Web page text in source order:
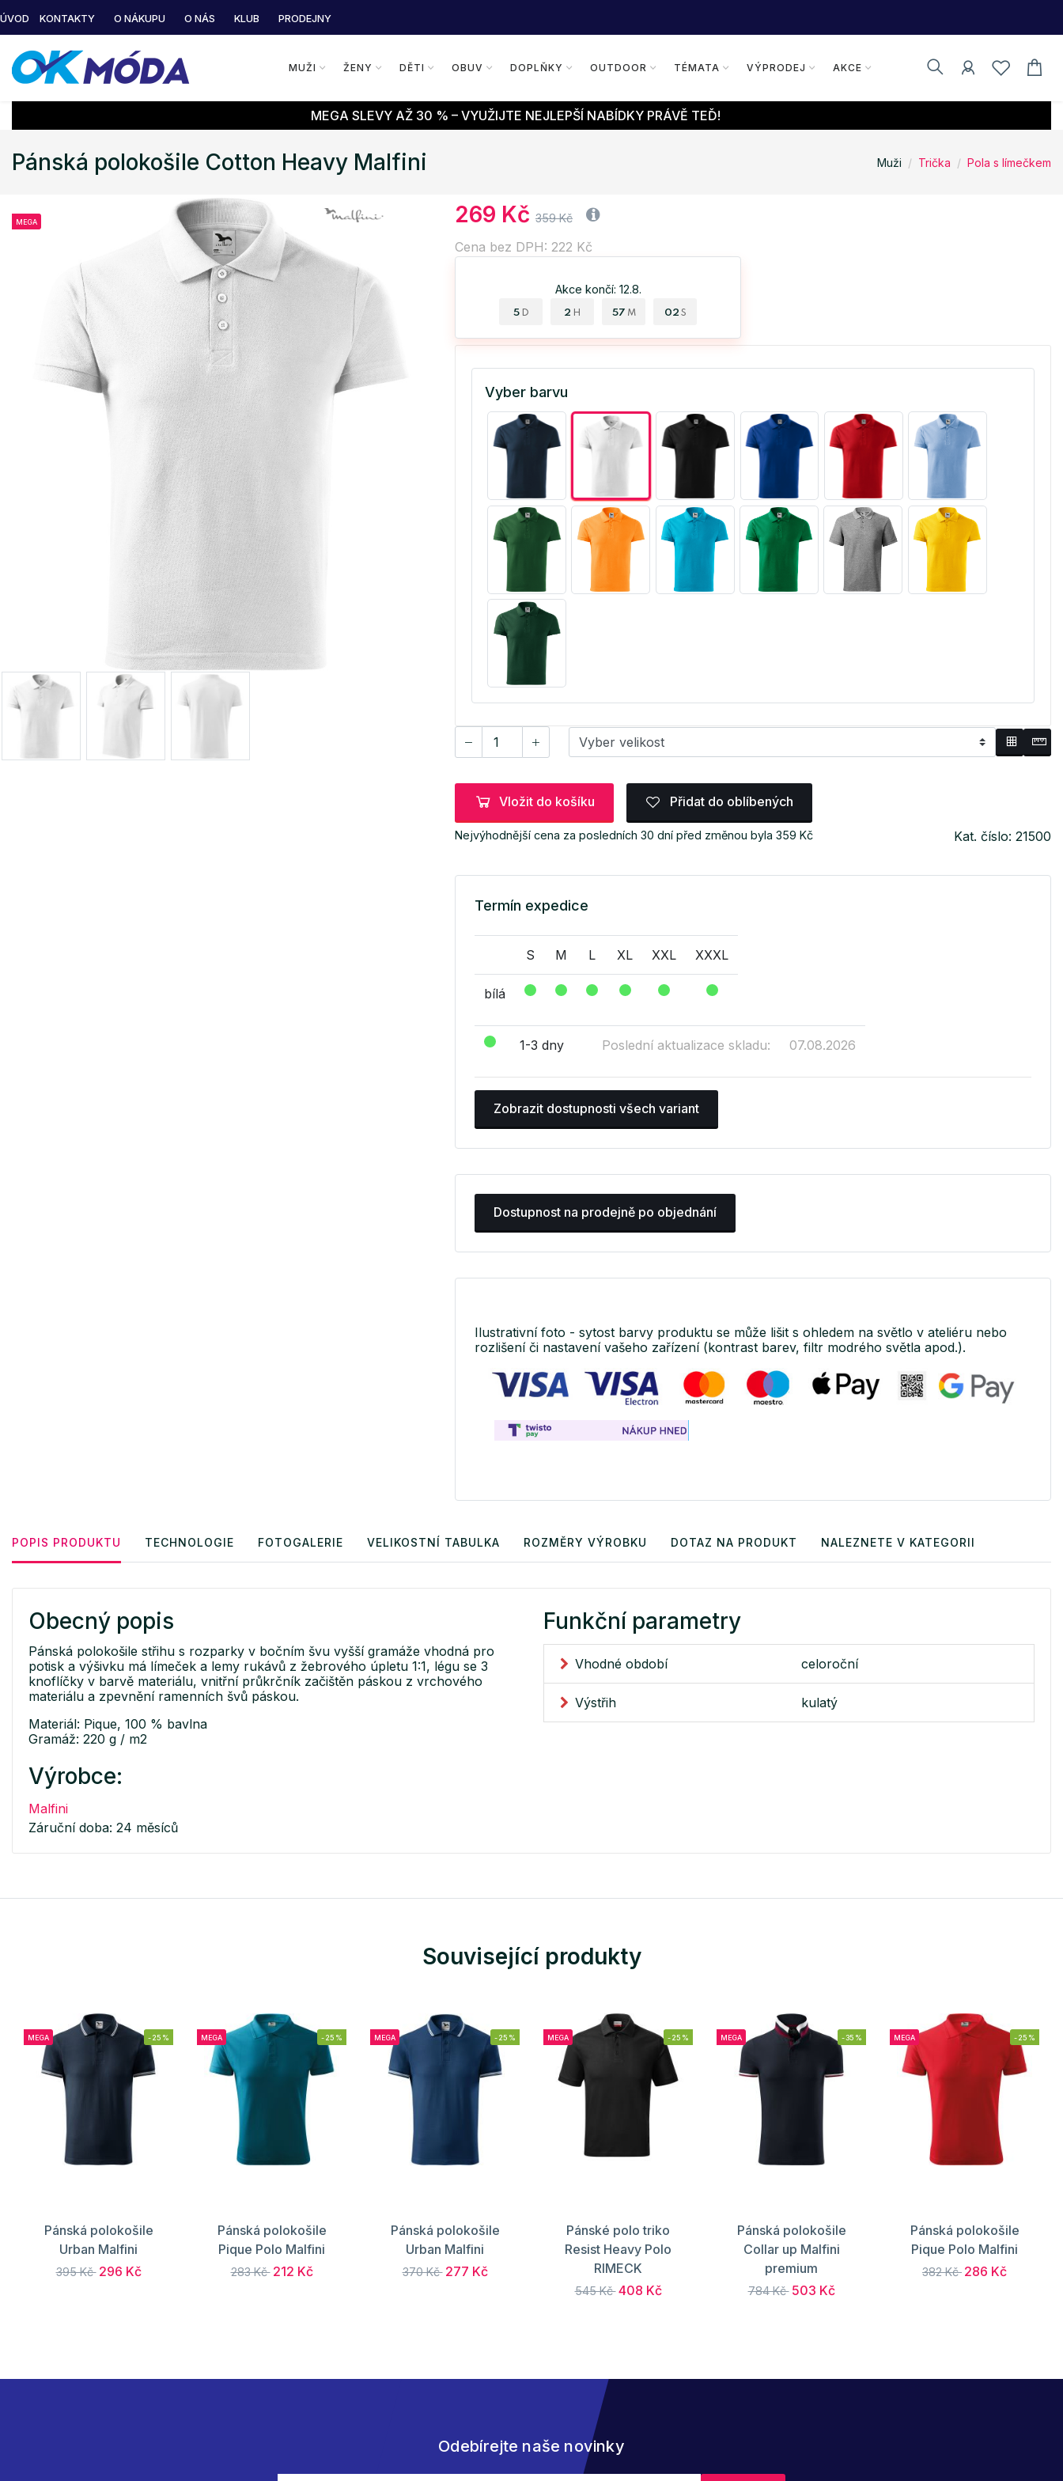
ÚVOD KONTAKTY O NÁKUPU O NÁS KLUB PRODEJNY
MUŽI ŽENY DĚTI OBUV DOPLŇKY OUTDOOR TÉMATA VÝPRODEJ AKCE
MEGA SLEVY AŽ 30 % – VYUŽIJTE NEJLEPŠÍ NABÍDKY PRÁVĚ TEĎ!
Pánská polokošile Cotton Heavy Malfini Muži Trička Pola s límečkem
MEGA 269 Kč 359 Kč
Cena bez DPH: 222 Kč
Akce končí: 12.8.
5 D 2 H 57 M 01 S
Vyber barvu
Vložit do košíku Přidat do oblíbených
Nejvýhodnější cena za posledních 30 dní před změnou byla 359 Kč Kat. číslo: 21500
Termín expedice
S M L XL XXL XXXL
bílá
1-3 dny Poslední aktualizace skladu: 07.08.2026
Zobrazit dostupnosti všech variant
Dostupnost na prodejně po objednání
Ilustrativní foto - sytost barvy produktu se může lišit s ohledem na světlo v ateliéru nebo
rozlišení či nastavení vašeho zařízení (kontrast barev, filtr modrého světla apod.).
POPIS PRODUKTU TECHNOLOGIE FOTOGALERIE VELIKOSTNÍ TABULKA ROZMĚRY VÝROBKU DOTAZ NA PRODUKT NALEZNETE V KATEGORII
Obecný popis
Pánská polokošile střihu s rozparky v bočním švu vyšší gramáže vhodná pro
potisk a výšivku má límeček a lemy rukávů z žebrového úpletu 1:1, légu se 3
knoflíčky v barvě materiálu, vnitřní průkrčník začištěn páskou z vrchového
materiálu a zpevnění ramenních švů páskou.
Materiál: Pique, 100 % bavlna
Gramáž: 220 g / m2
Výrobce:
Malfini
Záruční doba: 24 měsíců
Funkční parametry
Vhodné období celoroční
Výstřih kulatý
Související produkty
MEGA -25%
Pánská polokošile
Urban Malfini
395 Kč 296 Kč
MEGA -25%
Pánská polokošile
Pique Polo Malfini
283 Kč 212 Kč
MEGA -25%
Pánská polokošile
Urban Malfini
370 Kč 277 Kč
MEGA -25%
Pánské polo triko
Resist Heavy Polo
RIMECK
545 Kč 408 Kč
MEGA -35%
Pánská polokošile
Collar up Malfini
premium
784 Kč 503 Kč
MEGA -25%
Pánská polokošile
Pique Polo Malfini
382 Kč 286 Kč
Odebírejte naše novinky